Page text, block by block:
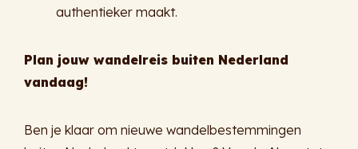
authentieker maakt.
Plan jouw wandelreis buiten Nederland
vandaag!
Ben je klaar om nieuwe wandelbestemmingen